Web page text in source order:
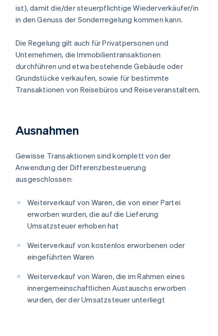
ist), damit die/der steuerpflichtige Wiederverkäufer/in
in den Genuss der Sonderregelung kommen kann.
Die Regelung gilt auch für Privatpersonen und
Unternehmen, die Immobilientransaktionen
durchführen und etwa bestehende Gebäude oder
Grundstücke verkaufen, sowie für bestimmte
Transaktionen von Reisebüros und Reiseveranstaltern.
Ausnahmen
Gewisse Transaktionen sind komplett von der
Anwendung der Differenzbesteuerung
ausgeschlossen:
Weiterverkauf von Waren, die von einer Partei
erworben wurden, die auf die Lieferung
Umsatzsteuer erhoben hat
Weiterverkauf von kostenlos erworbenen oder
eingeführten Waren
Weiterverkauf von Waren, die im Rahmen eines
innergemeinschaftlichen Austauschs erworben
wurden, der der Umsatzsteuer unterliegt